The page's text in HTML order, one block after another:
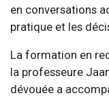
en conversations
pratique et les
La formation en
la professeure
dévouée a